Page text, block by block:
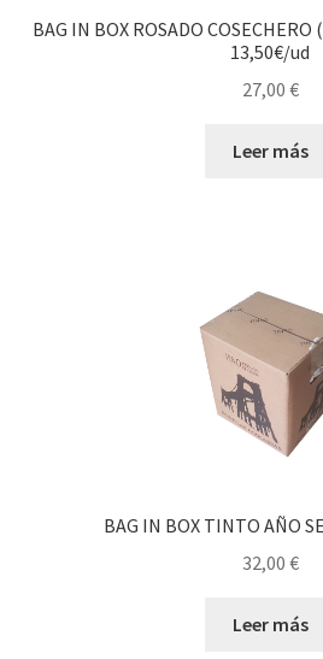
BAG IN BOX ROSADO COSECHERO
13,50€/ud
27,00 €
Leer más
BAG IN BOX TINTO AÑO
32,00 €
Leer más